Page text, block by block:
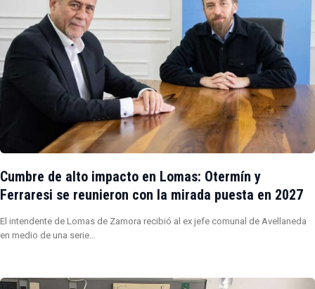
Cumbre de alto impacto en Lomas: Otermín y
Ferraresi se reunieron con la mirada puesta en 2027
El intendente de Lomas de Zamora recibió al ex jefe comunal de Avellaneda
en medio de una serie…